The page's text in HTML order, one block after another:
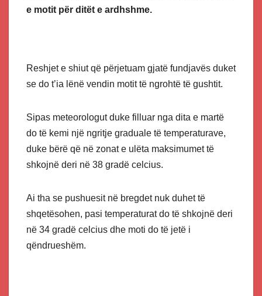
e motit për ditët e ardhshme.
Reshjet e shiut që përjetuam gjatë fundjavës duket
se do t’ia lënë vendin motit të ngrohtë të gushtit.
Sipas meteorologut duke filluar nga dita e martë
do të kemi një ngritje graduale të temperaturave,
duke bërë që në zonat e ulëta maksimumet të
shkojnë deri në 38 gradë celcius.
Ai tha se pushuesit në bregdet nuk duhet të
shqetësohen, pasi temperaturat do të shkojnë deri
në 34 gradë celcius dhe moti do të jetë i
qëndrueshëm.